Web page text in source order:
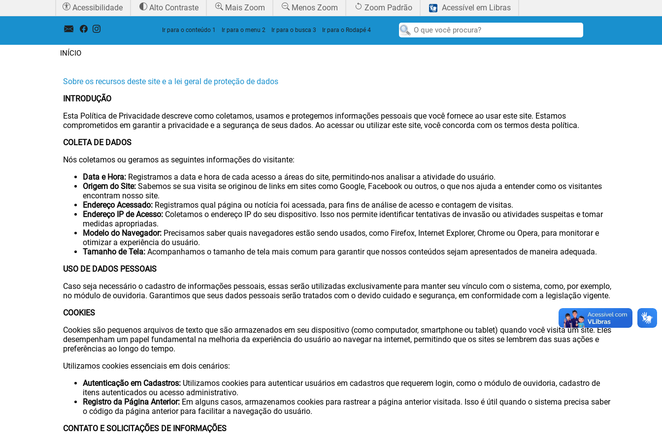
Acessibilidade Alto Contraste Mais Zoom Menos Zoom Zoom Padrão Acessível em Libras
Ir para o conteúdo 1 Ir para o menu 2 Ir para o busca 3 Ir para o Rodapé 4
INÍCIO
Sobre os recursos deste site e a lei geral de proteção de dados
INTRODUÇÃO
Esta Política de Privacidade descreve como coletamos, usamos e protegemos informações pessoais que você fornece ao usar este site. Estamos
comprometidos em garantir a privacidade e a segurança de seus dados. Ao acessar ou utilizar este site, você concorda com os termos desta política.
COLETA DE DADOS
Nós coletamos ou geramos as seguintes informações do visitante:
Data e Hora: Registramos a data e hora de cada acesso a áreas do site, permitindo-nos analisar a atividade do usuário.
Origem do Site: Sabemos se sua visita se originou de links em sites como Google, Facebook ou outros, o que nos ajuda a entender como os visitantes
encontram nosso site.
Endereço Acessado: Registramos qual página ou notícia foi acessada, para fins de análise de acesso e contagem de visitas.
Endereço IP de Acesso: Coletamos o endereço IP do seu dispositivo. Isso nos permite identificar tentativas de invasão ou atividades suspeitas e tomar
medidas apropriadas.
Modelo do Navegador: Precisamos saber quais navegadores estão sendo usados, como Firefox, Internet Explorer, Chrome ou Opera, para monitorar e
otimizar a experiência do usuário.
Tamanho de Tela: Acompanhamos o tamanho de tela mais comum para garantir que nossos conteúdos sejam apresentados de maneira adequada.
USO DE DADOS PESSOAIS
Caso seja necessário o cadastro de informações pessoais, essas serão utilizadas exclusivamente para manter seu vínculo com o sistema, como, por exemplo,
no módulo de ouvidoria. Garantimos que seus dados pessoais serão tratados com o devido cuidado e segurança, em conformidade com a legislação vigente.
COOKIES
Cookies são pequenos arquivos de texto que são armazenados em seu dispositivo (como computador, smartphone ou tablet) quando você visita um site. Eles
desempenham um papel fundamental na melhoria da experiência do usuário ao navegar na internet, permitindo que os sites se lembrem das suas ações e
preferências ao longo do tempo.
Utilizamos cookies essenciais em dois cenários:
Autenticação em Cadastros: Utilizamos cookies para autenticar usuários em cadastros que requerem login, como o módulo de ouvidoria, cadastro de
itens autenticados ou acesso administrativo.
Registro da Página Anterior: Em alguns casos, armazenamos cookies para rastrear a página anterior visitada. Isso é útil quando o sistema precisa saber
o código da página anterior para facilitar a navegação do usuário.
CONTATO E SOLICITAÇÕES DE INFORMAÇÕES